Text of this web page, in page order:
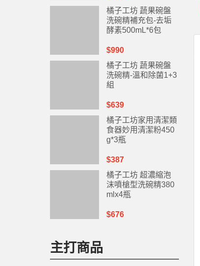
橘子工坊 蔬果碗盤
洗碗精補充包-去垢
酵素500mL*6包
$990
橘子工坊 蔬果碗盤
洗碗精-溫和除菌1+3
組
$639
橘子工坊家用清潔類
食器妙用清潔粉450
g*3瓶
$387
橘子工坊 超濃縮泡
沫噴槍型洗碗精380
mlx4瓶
$676
主打商品